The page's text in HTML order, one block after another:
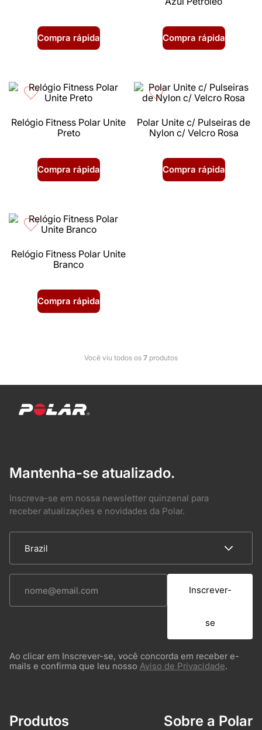
Compra rápida Compra rápida
Relógio Fitness Polar Unite
Preto
Compra rápida
Polar Unite c/ Pulseiras de
Nylon c/ Velcro Rosa
Compra rápida
Relógio Fitness Polar Unite
Branco
Compra rápida
Você viu todos os 7 produtos
Mantenha-se atualizado.
Inscreva-se em nossa newsletter quinzenal para
receber atualizações e novidades da Polar.
Inscrever-
se
Ao clicar em Inscrever-se, você concorda em receber e-
mails e confirma que leu nosso Aviso de Privacidade.
Produtos Sobre a Polar